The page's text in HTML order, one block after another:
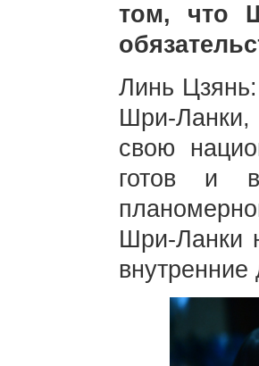
том, что
Линь
Шри-Ланки,
свою
готов и
Шри-Ланки